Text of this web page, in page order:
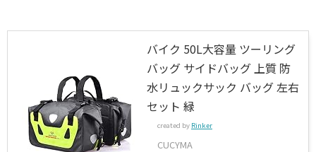
バイク 50L大容量 ツーリング
バッグ サイドバッグ 上質 防
水リュックサック バッグ 左右
セット 緑
created by Rinker
CUCYMA